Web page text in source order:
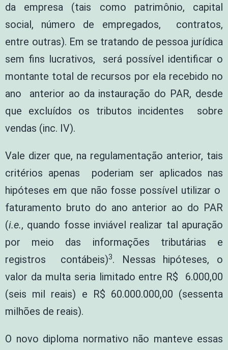
da empresa (tais como patrimônio, capital
social, número de empregados, contratos,
entre outras). Em se tratando de pessoa jurídica
sem fins lucrativos, será possível identificar o
montante total de recursos por ela recebido no
ano anterior ao da instauração do PAR, desde
que excluídos os tributos incidentes sobre
vendas (inc. IV).
Vale dizer que, na regulamentação anterior, tais
critérios apenas poderiam ser aplicados nas
hipóteses em que não fosse possível utilizar o
faturamento bruto do ano anterior ao do PAR
(i.e., quando fosse inviável realizar tal apuração
por meio das informações tributárias e
registros contábeis)3. Nessas hipóteses, o
valor da multa seria limitado entre R$ 6.000,00
(seis mil reais) e R$ 60.000.000,00 (sessenta
milhões de reais).
O novo diploma normativo não manteve essas